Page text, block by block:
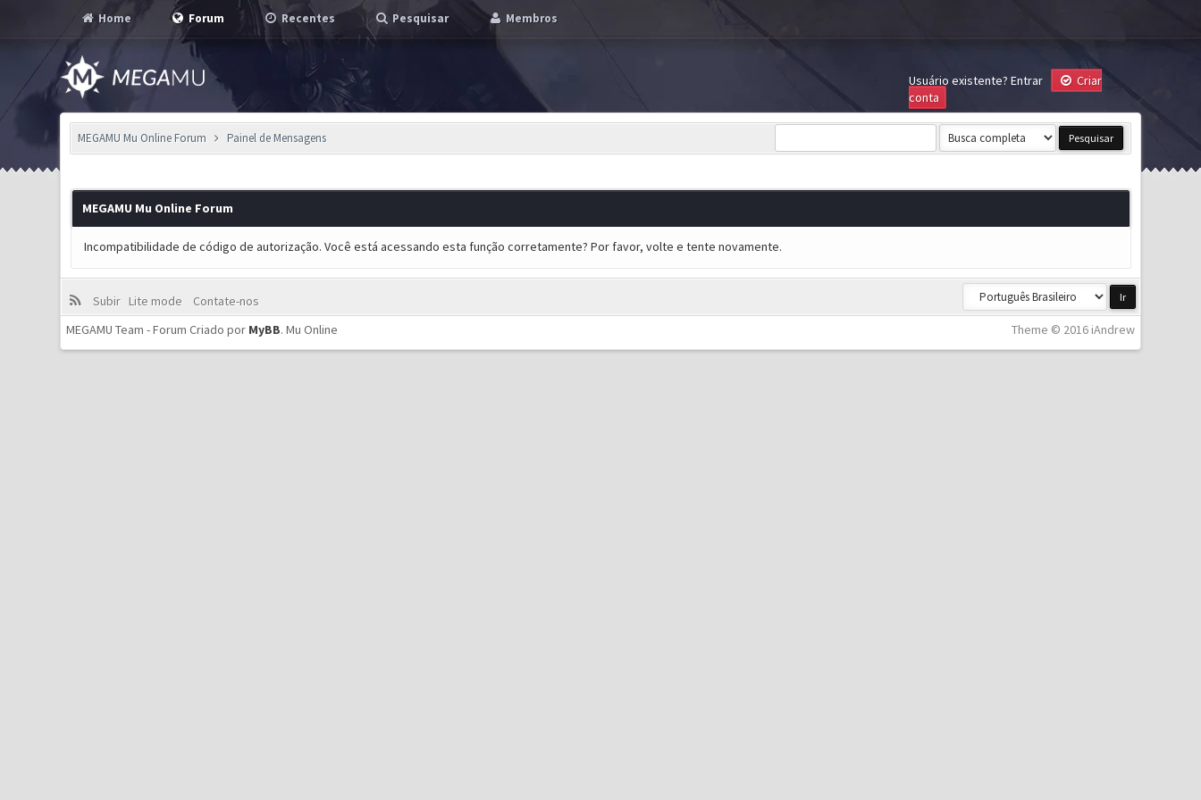
Home Forum Recentes Pesquisar Membros
Usuário existente? Entrar
Criar
conta
MEGAMU Mu Online Forum Painel de Mensagens
MEGAMU Mu Online Forum
Incompatibilidade de código de autorização. Você está acessando esta função corretamente? Por favor, volte e tente novamente.
Subir Lite mode
Contate-nos
Theme © 2016 iAndrew
MEGAMU Team - Forum Criado por MyBB.Mu Online